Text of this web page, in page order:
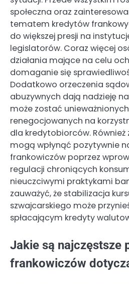
społeczna oraz
tematem kredytów
do większej presji na
legislatorów. Coraz więcej
działania mające na celu
domaganie się
Dodatkowo orzeczenia
abuzywnych dają nadzieję
może zostać
renegocjowanych na
dla kredytobiorców.
mogą wpłynąć pozytywnie
frankowiczów poprzez
regulacji chroniących
nieuczciwymi praktykami
zauważyć, że stabilizacja
szwajcarskiego może
spłacającym kredyty
Jakie są najczęstsze
frankowiczów